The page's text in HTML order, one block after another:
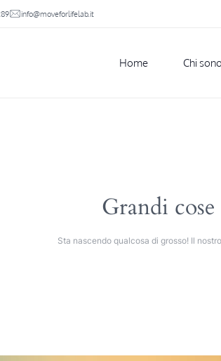
info@moveforlifelab.it
Home Chi sono
Grandi
Sta nascendo qualcosa di grosso! Il